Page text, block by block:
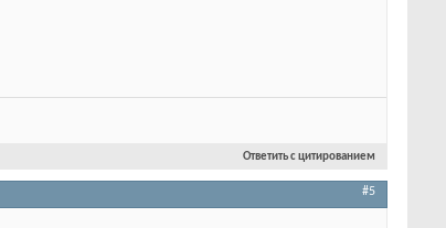
Ответить с цитированием
#5